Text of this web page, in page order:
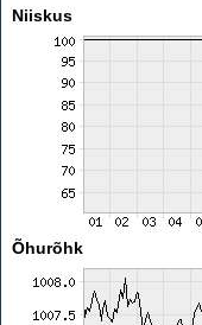
Niiskus
Õhurõhk